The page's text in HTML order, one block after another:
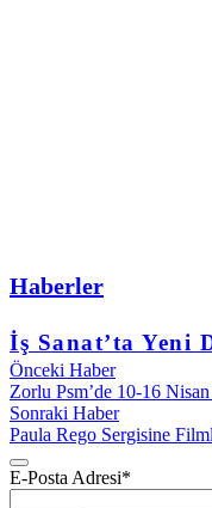
Haberler
İş Sanat’ta Yeni
Önceki Haber
Zorlu Psm’de 10-16 Nisan
Sonraki Haber
Paula Rego Sergisine
E-Posta Adresi*